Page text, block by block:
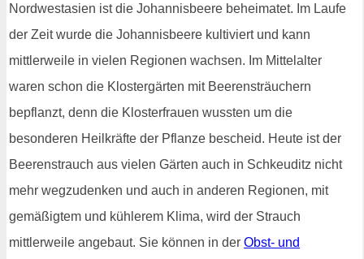
Nordwestasien ist die Johannisbeere beheimatet. Im Laufe
der Zeit wurde die Johannisbeere kultiviert und kann
mittlerweile in vielen Regionen wachsen. Im Mittelalter
waren schon die Klostergärten mit Beerensträuchern
bepflanzt, denn die Klosterfrauen wussten um die
besonderen Heilkräfte der Pflanze bescheid. Heute ist der
Beerenstrauch aus vielen Gärten auch in Schkeuditz nicht
mehr wegzudenken und auch in anderen Regionen, mit
gemäßigtem und kühlerem Klima, wird der Strauch
mittlerweile angebaut. Sie können in der Obst- und